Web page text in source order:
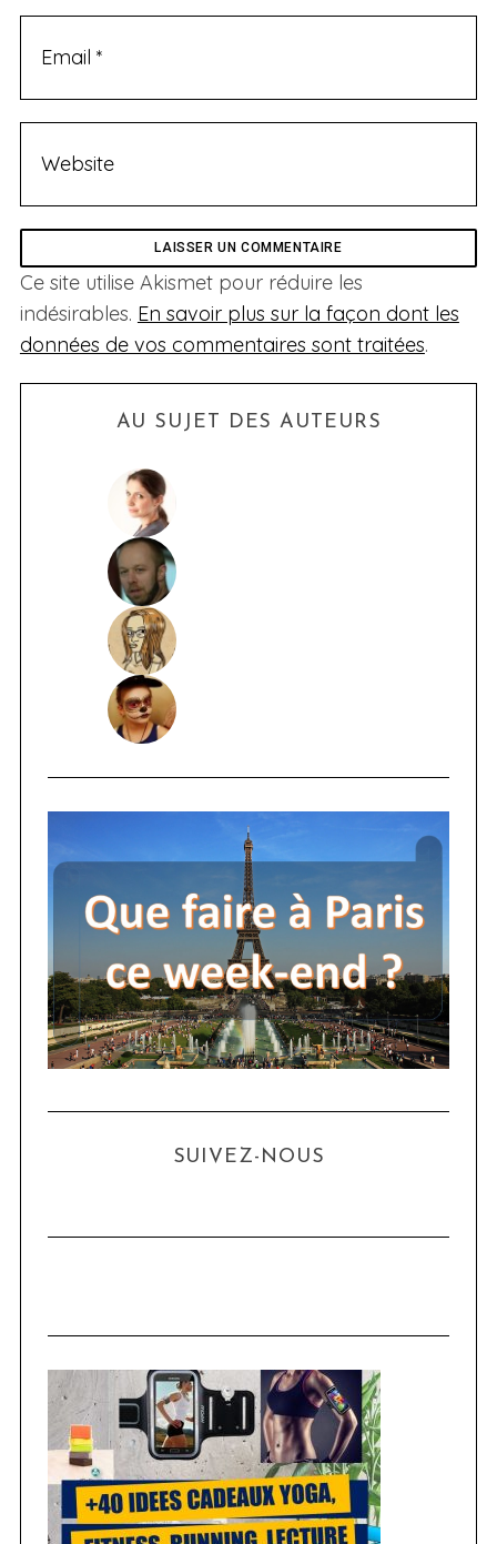
Ce site utilise Akismet pour réduire les
indésirables. En savoir plus sur la façon dont les
données de vos commentaires sont traitées.
AU SUJET DES AUTEURS
SUIVEZ-NOUS